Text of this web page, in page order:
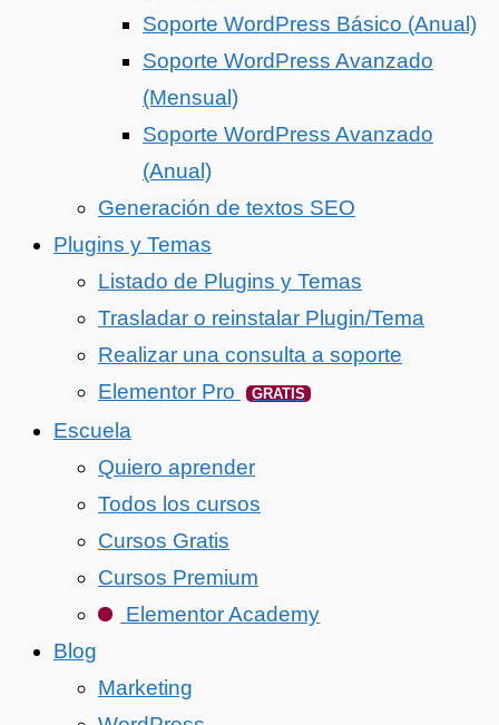
Soporte WordPress Básico (Anual)
Soporte WordPress Avanzado
(Mensual)
Soporte WordPress Avanzado
(Anual)
Generación de textos SEO
Plugins y Temas
Listado de Plugins y Temas
Trasladar o reinstalar Plugin/Tema
Realizar una consulta a soporte
Elementor Pro
GRATIS
Escuela
Quiero aprender
Todos los cursos
Cursos Gratis
Cursos Premium
Elementor Academy
Blog
Marketing